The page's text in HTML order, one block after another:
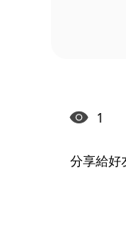
1
分享給好